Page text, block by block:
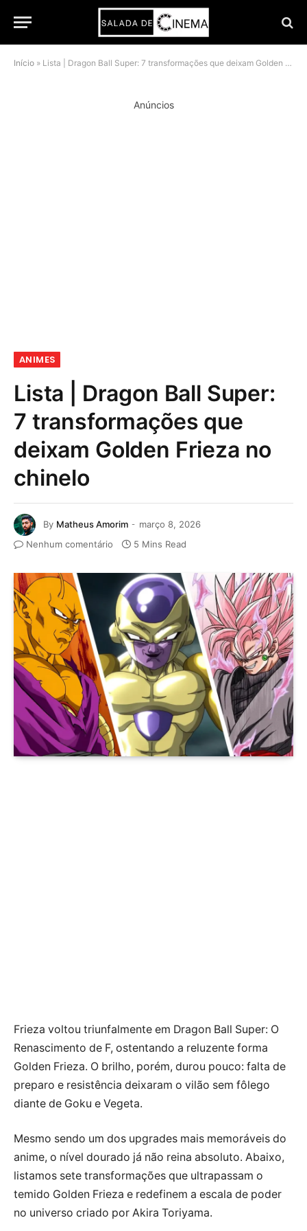
Início » Lista | Dragon Ball Super: 7 transformações que deixam Golden Frieza no chinelo
Anúncios
ANIMES
Lista | Dragon Ball Super:
7 transformações que
deixam Golden Frieza no
chinelo
By Matheus Amorim
março 8, 2026
Nenhum comentário
5 Mins Read
Frieza voltou triunfalmente em Dragon Ball Super: O
Renascimento de F, ostentando a reluzente forma
Golden Frieza. O brilho, porém, durou pouco: falta de
preparo e resistência deixaram o vilão sem fôlego
diante de Goku e Vegeta.
Mesmo sendo um dos upgrades mais memoráveis do
anime, o nível dourado já não reina absoluto. Abaixo,
listamos sete transformações que ultrapassam o
temido Golden Frieza e redefinem a escala de poder
no universo criado por Akira Toriyama.